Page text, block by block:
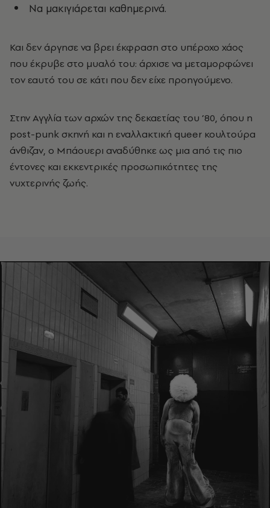
Να μακιγιάρεται καθημερινά.
Και δεν άργησε να βρει έκφραση στο υπέροχο χάος
που έκρυβε στο μυαλό του: άρχισε να μεταμορφώνει
τον εαυτό του σε κάτι που δεν είχε προηγούμενο.
Στην Αγγλία των αρχών της δεκαετίας του ’80, όπου η
post-punk σκηνή και η εναλλακτική queer κουλτούρα
άνθιζαν, ο Μπάουερι αναδύθηκε ως μια από τις πιο
έντονες και εκκεντρικές προσωπικότητες της
νυχτερινής ζωής.